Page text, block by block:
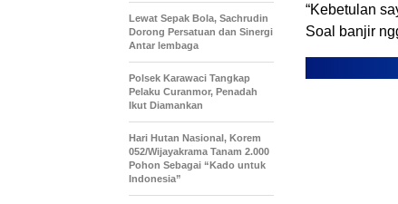
“Kebetulan
Soal banjir
Lewat Sepak Bola, Sachrudin
Dorong Persatuan dan Sinergi
Antar lembaga
Polsek Karawaci Tangkap
Pelaku Curanmor, Penadah
Ikut Diamankan
Hari Hutan Nasional, Korem
052/Wijayakrama Tanam 2.000
Pohon Sebagai “Kado untuk
Indonesia”